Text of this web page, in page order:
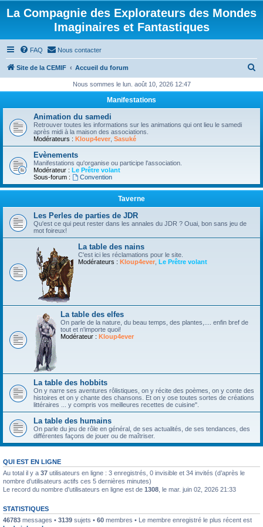
La Compagnie des Explorateurs des Mondes
Imaginaires et Fantastiques
FAQ Nous contacter
Site de la CEMIF Accueil du forum
h
Nous sommes le lun. août 10, 2026 12:47
Manifestations
Animation du samedi
Retrouver toutes les informations sur les animations qui ont lieu le samedi
après midi à la maison des associations.
Modérateurs : Kloup4ever Sasuké
Evènements
Manifestations qu'organise ou participe l'association.
Modérateur : Le Prêtre volant
Sous-forum :
Convention
Taverne
Les Perles de parties de JDR
Qu'est ce qui peut rester dans les annales du JDR ? Ouai, bon sans jeu de
mot foireux!
La table des nains
C'est ici les réclamations pour le site.
Modérateurs : Kloup4ever Le Prêtre volant
La table des elfes
On parle de la nature, du beau temps, des plantes,.... enfin bref de
tout et n'importe quoi!
Modérateur : Kloup4ever
La table des hobbits
On y narre ses aventures rôlistiques, on y récite des poèmes, on y conte des
histoires et on y chante des chansons. Et on y ose toutes sortes de créations
littéraires ... y compris vos meilleures recettes de cuisine".
La table des humains
On parle du jeu de rôle en général, de ses actualités, de ses tendances, des
différentes façons de jouer ou de maîtriser.
QUI EST EN LIGNE
Au total il y a 37 utilisateurs en ligne : 3 enregistrés, 0 invisible et 34 invités (d’après le
nombre d’utilisateurs actifs ces 5 dernières minutes)
Le record du nombre d’utilisateurs en ligne est de 1308 , le mar. juin 02, 2026 21:33
STATISTIQUES
46783 messages • 3139 sujets • 60 membres • Le membre enregistré le plus récent est